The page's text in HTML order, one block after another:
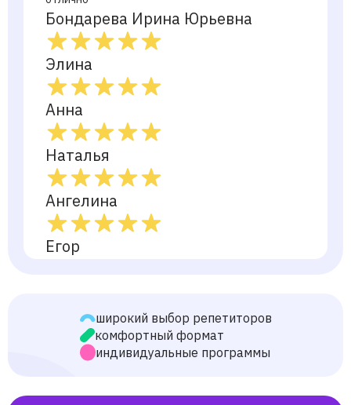
Бондарева Ирина Юрьевна
Элина
Анна
Наталья
Ангелина
Егор
Екатерина
широкий выбор репетиторов
комфортный формат
индивидуальные программы